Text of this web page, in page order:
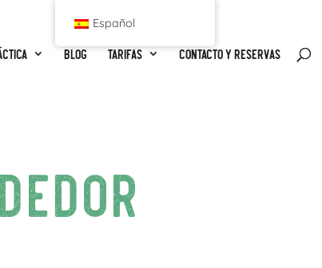
Blog Tarifas Contacto y reservas
Español